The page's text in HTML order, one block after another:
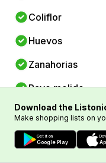
Coliflor
Huevos
Zanahorias
Pavo molido
Avena
Manzanas
Download the
Make shopping lists on
Get it on
Google Play